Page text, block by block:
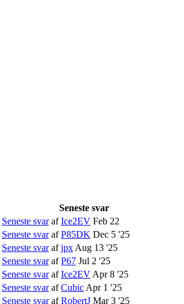
Seneste svar
Seneste svarafIce2EV Feb 22
Seneste svarafP85DK Dec 5 '25
Seneste svarafjpx Aug 13 '25
Seneste svarafP67 Jul 2 '25
Seneste svarafIce2EV Apr 8 '25
Seneste svarafCubic Apr 1 '25
Seneste svarafRobertJ Mar 3 '25